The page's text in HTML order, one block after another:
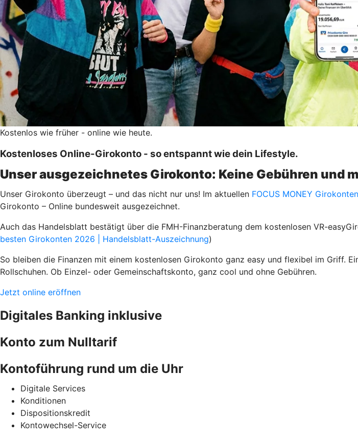
Kostenlos wie früher - online wie heute.
Kostenloses Online-Girokonto - so entspannt wie dein Lifestyle.
Unser ausgezeichnetes Girokonto: Keine Gebühren und
Unser Girokonto überzeugt – und das nicht nur uns! Im aktuellen FOCUS MONEY
Girokonto – Online bundesweit ausgezeichnet.
Auch das Handelsblatt bestätigt über die FMH-Finanzberatung dem kostenlosen VR-
besten Girokonten 2026 | Handelsblatt-Auszeichnung)
So bleiben die Finanzen mit einem kostenlosen Girokonto ganz easy und flexibel im Griff.
Rollschuhen. Ob Einzel- oder Gemeinschaftskonto, ganz cool und ohne Gebühren.
Jetzt online eröffnen
Digitales Banking inklusive
Konto zum Nulltarif
Kontoführung rund um die Uhr
Digitale Services
Konditionen
Dispositionskredit
Kontowechsel-Service